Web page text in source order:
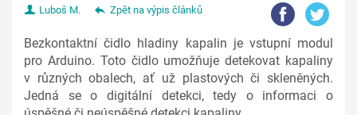
Luboš M. Zpět na výpis článků
Bezkontaktní čidlo hladiny kapalin je vstupní modul
pro Arduino. Toto čidlo umožňuje detekovat kapaliny
v různých obalech, ať už plastových či skleněných.
Jedná se o digitální detekci, tedy o informaci o